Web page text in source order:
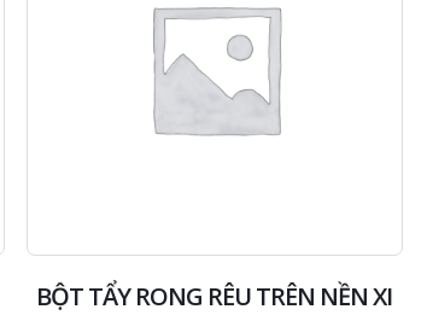
BỘT TẨY RONG RÊU TRÊN NỀN XI